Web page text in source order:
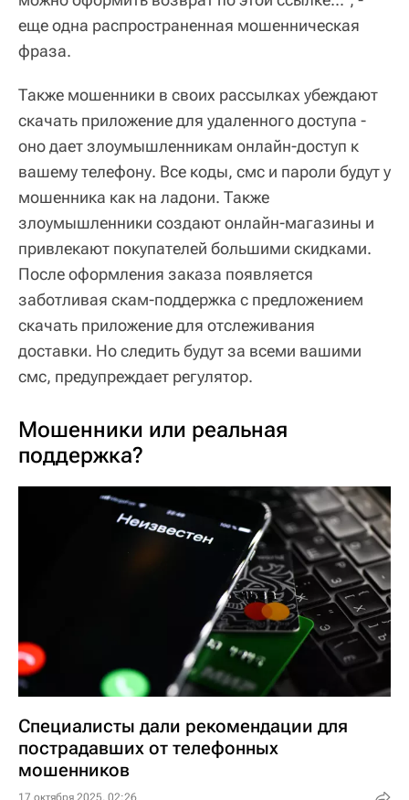
еще одна распространенная мошенническая
фраза.
Также мошенники в своих рассылках убеждают
скачать приложение для удаленного доступа -
оно дает злоумышленникам онлайн-доступ к
вашему телефону. Все коды, смс и пароли будут у
мошенника как на ладони. Также
злоумышленники создают онлайн-магазины и
привлекают покупателей большими скидками.
После оформления заказа появляется
заботливая скам-поддержка с предложением
скачать приложение для отслеживания
доставки. Но следить будут за всеми вашими
смс, предупреждает регулятор.
Мошенники или реальная
поддержка?
Специалисты дали рекомендации для
пострадавших от телефонных
мошенников
17 октября 2025, 02:26